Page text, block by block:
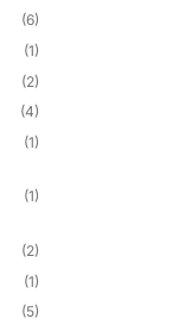
(6)
(1)
(2)
(4)
(1)
(1)
(2)
(1)
(5)